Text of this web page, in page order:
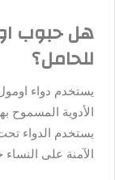
هل حبوب
للحامل؟
يستخدم دواء
الأدوية المسموح
يستخدم الدواء
الآمنة على